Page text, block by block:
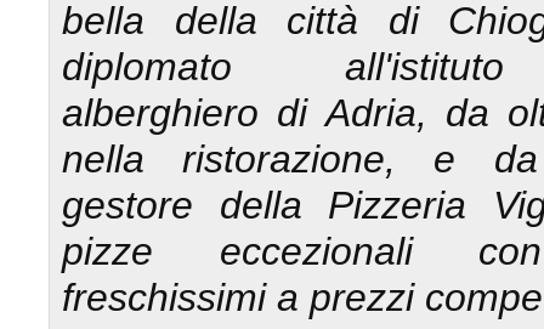
bella della città di
diplomato
alberghiero di Adria, da
nella ristorazione, e
gestore della Pizzeria
pizze eccezionali
freschissimi a prezzi